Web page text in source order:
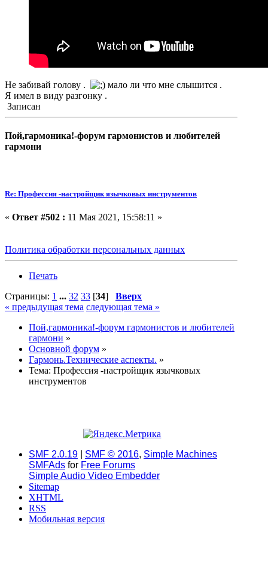
Не забивай голову .
мало ли что мне слышится .
Я имел в виду разгонку .
Записан
Пой,гармоника!-форум гармонистов и любителей
гармони
Re: Профессия -настройщик язычковых инструментов
« Ответ #502 : 11 Мая 2021, 15:58:11 »
Политика обработки персональных данных
Печать
Страницы: 1 ... 32 33 [34] Вверх
« предыдущая тема следующая тема »
Пой,гармоника!-форум гармонистов и любителей
гармони »
Основной форум »
Гармонь.Технические аспекты. »
Тема: Профессия -настройщик язычковых
инструментов
SMF 2.0.19 SMF © 2016, Simple Machines
SMFAds for Free Forums
Simple Audio Video Embedder
Sitemap
XHTML
RSS
Мобильная версия